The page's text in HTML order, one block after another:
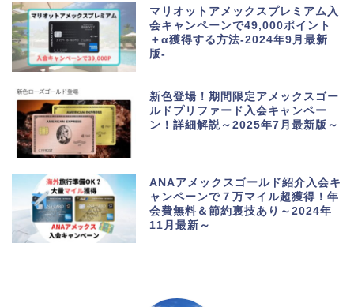
マリオットアメックスプレミアム入
会キャンペーンで49,000ポイント
＋α獲得する方法-2024年9月最新
版-
新色登場！期間限定アメックスゴー
ルドプリファード入会キャンペー
ン！詳細解説～2025年7月最新版～
ANAアメックスゴールド紹介入会キ
ャンペーンで７万マイル超獲得！年
会費無料＆節約裏技あり～2024年
11月最新～